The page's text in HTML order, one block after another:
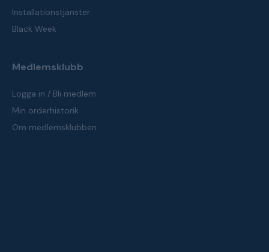
Installationstjänster
Black Week
Medlemsklubb
Logga in / Bli medlem
Min orderhistorik
Om medlemsklubben